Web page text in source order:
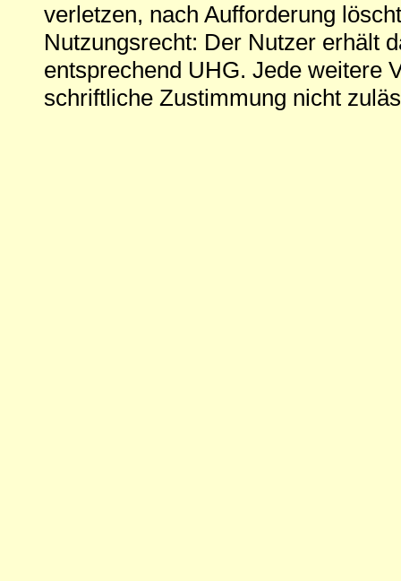
verletzen, nach Aufforderung
Nutzungsrecht: Der Nutzer erhält
entsprechend UHG. Jede weitere
schriftliche Zustimmung nicht